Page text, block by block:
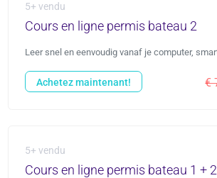
5+ vendu
Cours en ligne permis bateau 2
Leer snel en eenvoudig vanaf je computer,
€
Achetez maintenant!
5+ vendu
Cours en ligne permis bateau 1 + 2